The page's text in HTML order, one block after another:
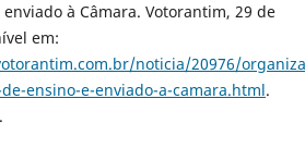
à Câmara. Votorantim, 29 de
em:
noticia/20976/
ensino-e-enviado-a-camara.html.